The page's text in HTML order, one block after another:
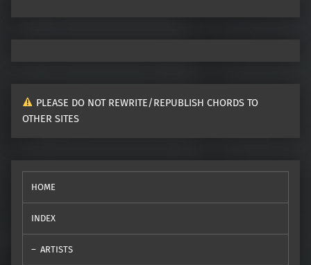
PLEASE DO NOT REWRITE/REPUBLISH CHORDS TO
OTHER SITES
HOME
INDEX
ARTISTS